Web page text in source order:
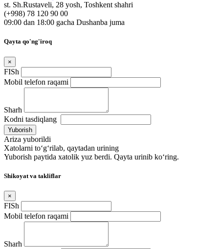
st. Sh.Rustaveli, 28 yosh, Toshkent shahri
(+998) 78 120 90 00
09:00 dan 18:00 gacha Dushanba juma
Qayta qo'ng'iroq
×
FISh
Mobil telefon raqami
Sharh
Kodni tasdiqlang
Yuborish
Ariza yuborildi
Xatolarni to‘g‘rilab, qaytadan urining
Yuborish paytida xatolik yuz berdi. Qayta urinib ko‘ring.
Shikoyat va takliflar
×
FISh
Mobil telefon raqami
Sharh